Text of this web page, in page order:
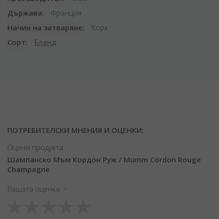
Държава
Франция
Начин на затваряне
Корк
Сорт
Бленд
ПОТРЕБИТЕЛСКИ МНЕНИЯ И ОЦЕНКИ:
Оцени продукта:
Шампанско Мъм Кордон Руж / Mumm Cordon Rouge
Champagne
Вашата оценка